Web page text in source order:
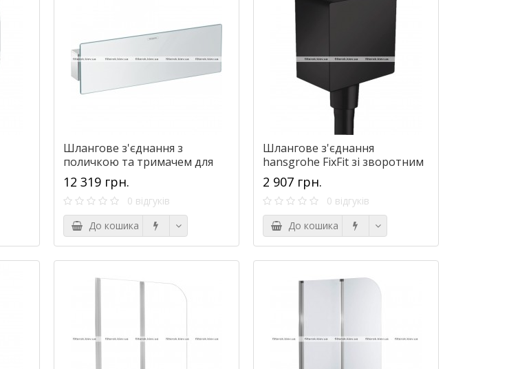
Шлангове з'єднання з
поличкою та тримачем для
душу hansgrohe FixFit Porter
300 26456000
12 319 грн.
0 відгуків
До кошика
Шлангове з'єднання
hansgrohe FixFit зі зворотним
клапаном, чорний матовий
26455670
2 907 грн.
0 відгуків
До кошика